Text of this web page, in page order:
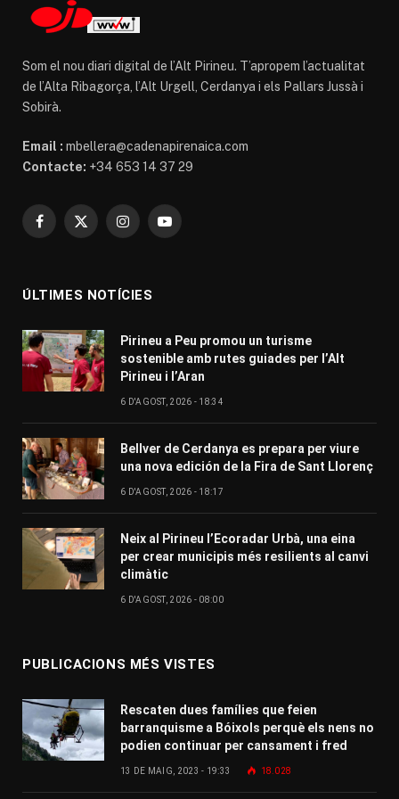
Som el nou diari digital de l’Alt Pirineu. T’apropem l’actualitat
de l’Alta Ribagorça, l’Alt Urgell, Cerdanya i els Pallars Jussà i
Sobirà.
Email : mbellera@cadenapirenaica.com
Contacte: +34 653 14 37 29
Facebook
X
InstagramYouTube
ÚLTIMES NOTÍCIES
Pirineu a Peu promou un turisme
sostenible amb rutes guiades per l’Alt
Pirineu i l’Aran
6 D'AGOST, 2026 - 18:34
Bellver de Cerdanya es prepara per viure
una nova edición de la Fira de Sant Llorenç
6 D'AGOST, 2026 - 18:17
Neix al Pirineu l’Ecoradar Urbà, una eina
per crear municipis més resilients al canvi
climàtic
6 D'AGOST, 2026 - 08:00
PUBLICACIONS MÉS VISTES
Rescaten dues famílies que feien
barranquisme a Bóixols perquè els nens no
podien continuar per cansament i fred
13 DE MAIG, 2023 - 19:33 18.028